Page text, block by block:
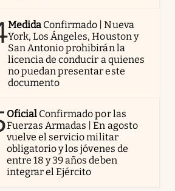
Medida Confirmado | Nueva
York, Los Ángeles, Houston y
San Antonio prohibirán la
licencia de conducir a quienes
no puedan presentar este
documento
Oficial Confirmado por las
Fuerzas Armadas | En agosto
vuelve el servicio militar
obligatorio y los jóvenes de
entre 18 y 39 años deben
integrar el Ejército